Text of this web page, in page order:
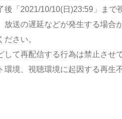
「2021/10/10(日)23:59」まで
送の遅延などが発生する場合
さい。
て再配信する行為は禁止させ
境、視聴環境に起因する再生